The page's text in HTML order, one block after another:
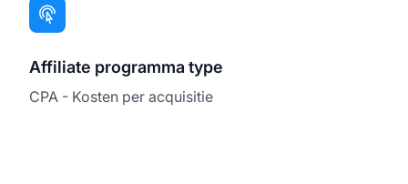
Affiliate programma type
CPA - Kosten per acquisitie